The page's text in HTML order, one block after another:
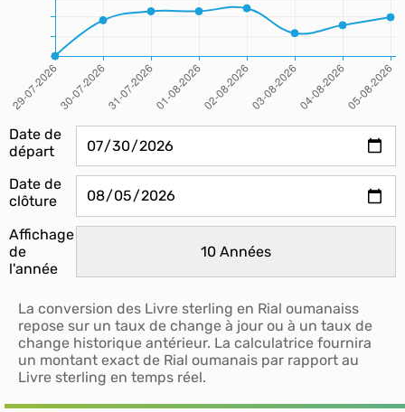
Date de
départ
Date de
clôture
Affichage
de
l'année
La conversion des Livre sterling en Rial oumanaiss
repose sur un taux de change à jour ou à un taux de
change historique antérieur. La calculatrice fournira
un montant exact de Rial oumanais par rapport au
Livre sterling en temps réel.